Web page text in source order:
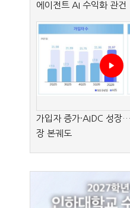
에이전트 AI 수익화 관건
가입자 증가·AIDC 성장
장 본궤도